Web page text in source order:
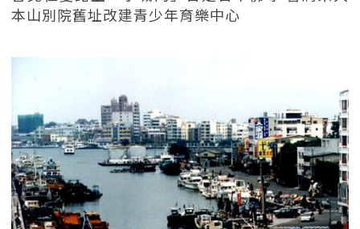
本山別院舊址改建青少年育樂中心